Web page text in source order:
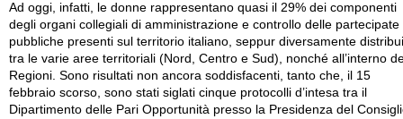
Ad oggi, infatti, le donne rappresentano quasi il 29% dei componenti
degli organi collegiali di amministrazione e controllo delle partecipate
pubbliche presenti sul territorio italiano, seppur diversamente
tra le varie aree territoriali (Nord, Centro e Sud), nonché all’interno
Regioni. Sono risultati non ancora soddisfacenti, tanto che, il 15
febbraio scorso, sono stati siglati cinque protocolli d’intesa tra il
Dipartimento delle Pari Opportunità presso la Presidenza del